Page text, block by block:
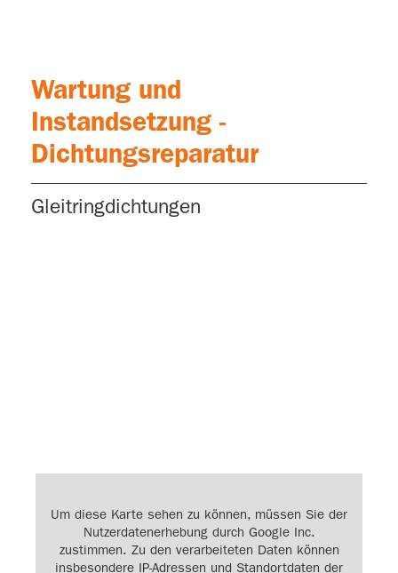
Wartung und
Instandsetzung -
Dichtungsreparatur
Gleitringdichtungen
Anfahrt
technico GmbH & Co. KG
Gartenkamp 122
Um diese Karte sehen zu können, müssen Sie der
Nutzerdatenerhebung durch Google Inc.
zustimmen. Zu den verarbeiteten Daten können
insbesondere IP-Adressen und Standortdaten der